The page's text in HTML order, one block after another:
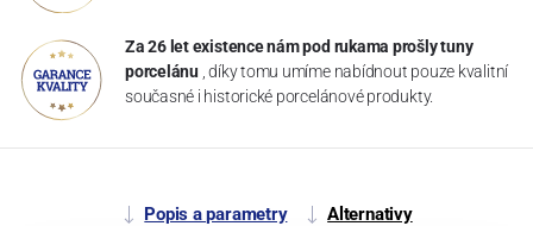
Za 26 let existence nám pod rukama prošly tuny
porcelánu , díky tomu umíme nabídnout pouze kvalitní
současné i historické porcelánové produkty.
Popis a parametry Alternativy